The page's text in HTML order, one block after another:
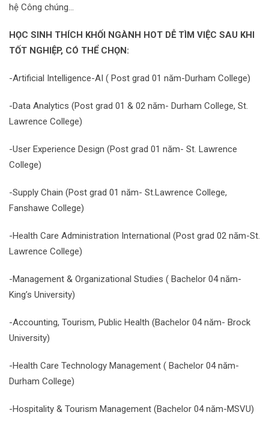
hệ Công chúng…
HỌC SINH THÍCH KHỐI NGÀNH HOT DỄ TÌM VIỆC SAU KHI
TỐT NGHIỆP, CÓ THỂ CHỌN:
-Artificial Intelligence-AI ( Post grad 01 năm-Durham College)
-Data Analytics (Post grad 01 & 02 năm- Durham College, St.
Lawrence College)
-User Experience Design (Post grad 01 năm- St. Lawrence
College)
-Supply Chain (Post grad 01 năm- St.Lawrence College,
Fanshawe College)
-Health Care Administration International (Post grad 02 năm-St.
Lawrence College)
-Management & Organizational Studies ( Bachelor 04 năm-
King’s University)
-Accounting, Tourism, Public Health (Bachelor 04 năm- Brock
University)
-Health Care Technology Management ( Bachelor 04 năm-
Durham College)
-Hospitality & Tourism Management (Bachelor 04 năm-MSVU)